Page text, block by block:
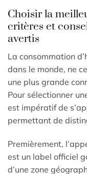
Choisir la
critères et
avertis
La consommation
dans le monde, ne
une plus grande
Pour sélectionner
est impératif de
permettant de
Premièrement,
est un label officiel
d’une zone